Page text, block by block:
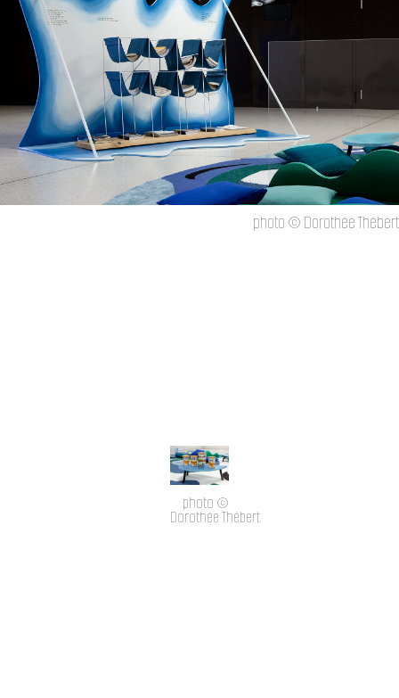
photo © Dorothée Thébert
photo ©
Dorothée Thébert